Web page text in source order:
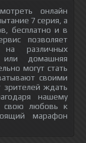
онлайн
7 серия, а
бесплатно и в
позволяет
на различных
или домашняя
могут стать
своими
зрителей ждать
нашему
свою любовь к
марафон